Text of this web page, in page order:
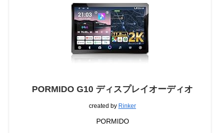
PORMIDO G10 ディスプレイオーディオ
created by Rinker
PORMIDO